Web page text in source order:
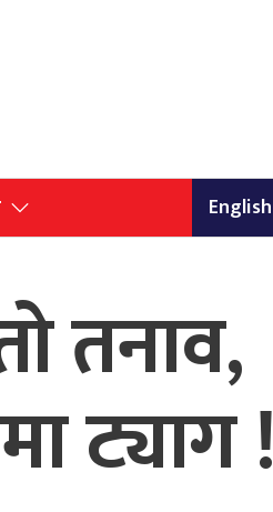
English
तनाव,
ट्याग !